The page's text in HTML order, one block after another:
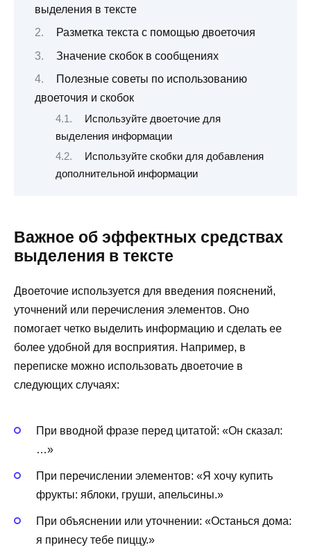
выделения в тексте
Разметка текста с помощью двоеточия
Значение скобок в сообщениях
Полезные советы по использованию
двоеточия и скобок
Используйте двоеточие для
выделения информации
Используйте скобки для добавления
дополнительной информации
Важное об эффектных средствах
выделения в тексте
Двоеточие используется для введения пояснений,
уточнений или перечисления элементов. Оно
помогает четко выделить информацию и сделать ее
более удобной для восприятия. Например, в
переписке можно использовать двоеточие в
следующих случаях:
При вводной фразе перед цитатой: «Он сказал:
…»
При перечислении элементов: «Я хочу купить
фрукты: яблоки, груши, апельсины.»
При объяснении или уточнении: «Останься дома:
я принесу тебе пиццу.»